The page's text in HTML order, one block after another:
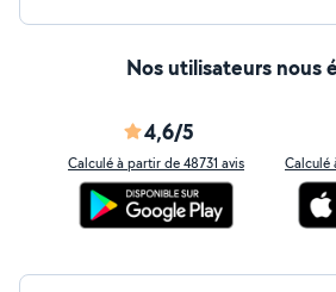
Nos utilisateurs nous
4,6/5
Calculé à partir de 48731 avis Calculé